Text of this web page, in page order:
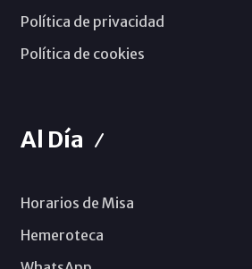
Política de privacidad
Política de cookies
Al Día
Horarios de Misa
Hemeroteca